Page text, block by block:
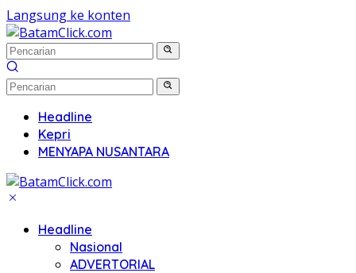
Langsung ke konten
Headline
Kepri
MENYAPA NUSANTARA
Headline
Nasional
ADVERTORIAL